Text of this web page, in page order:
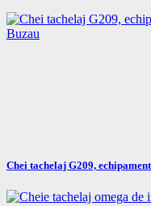
Chei tachelaj G209,